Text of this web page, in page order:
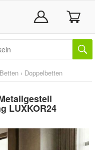
Betten › Doppelbetten
LUXKOR24